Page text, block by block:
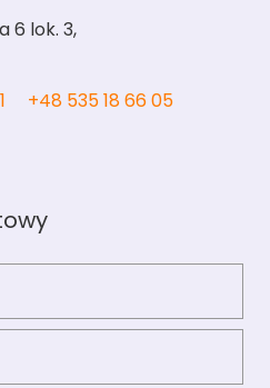
6 lok. 3,
+48 535 18 66 05